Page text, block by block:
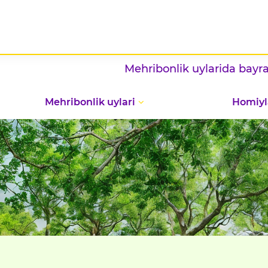
Mehribonlik uylarida bayram
Mehribonlik uylari